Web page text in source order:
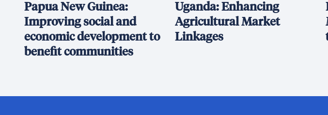
Papua New Guinea:
Improving social and
economic development to
benefit communities
Uganda: Enhancing
Agricultural Market
Linkages